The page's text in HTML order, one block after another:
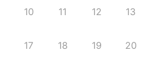
10 11 12 13
17 18 19 20